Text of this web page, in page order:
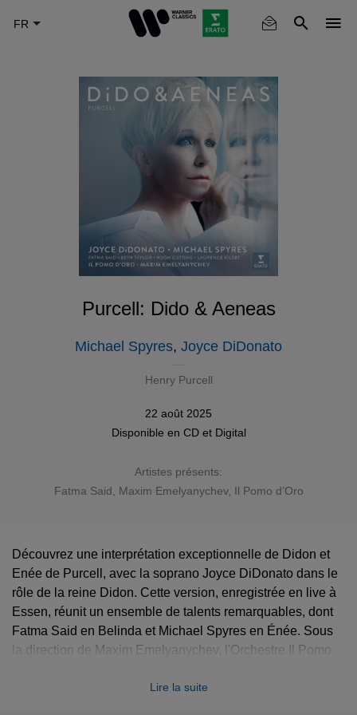
Purcell: Dido & Aeneas
Michael Spyres, Joyce DiDonato
Henry Purcell
22 août 2025
Disponible en CDet Digital
Artistes présents:
Fatma Said
Maxim Emelyanychev, Il Pomo d’Oro
Découvrez une interprétation exceptionnelle de Didon et
Enée de Purcell, avec la soprano Joyce DiDonato dans le
rôle de la reine Didon. Cette version, enregistrée en live à
Essen, réunit un ensemble de talents remarquables, dont
Fatma Said en Belinda et Michael Spyres en Énée. Sous
la direction de Maxim Emelyanychev, l'Orchestre Il Pomo
Lire la suite